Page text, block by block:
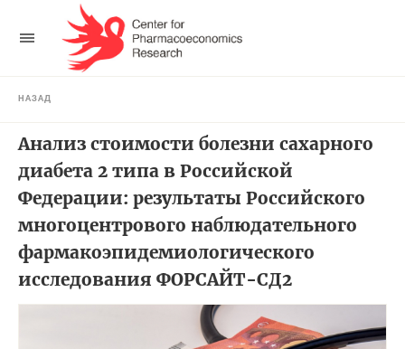
НАЗАД
Анализ стоимости болезни сахарного
диабета 2 типа в Российской
Федерации: результаты Российского
многоцентрового наблюдательного
фармакоэпидемиологического
исследования ФОРСАЙТ-СД2